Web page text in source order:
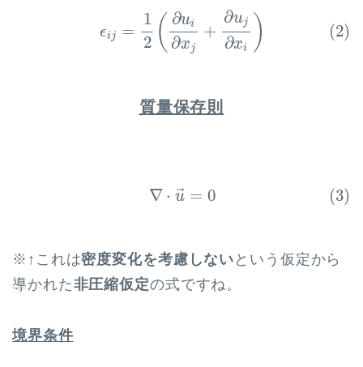
ϵij =
1
2 ( ∂ui
∂xj
+
∂uj
∂xi ) (2)
1 (∂u ∂uj∂ x
質量保存則
∇ ⋅ →
u = 0 (3)
(3)∇ ⋅u =0
※↑これは密度変化を考慮しない という仮定から
導かれた非圧縮仮定の式ですね。
境界条件